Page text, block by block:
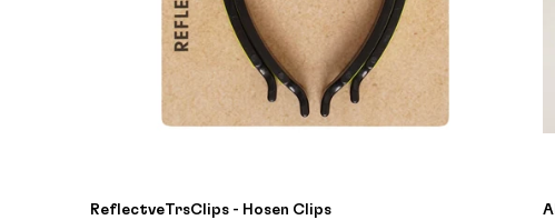
ReflectveTrsClips - Hosen Clips